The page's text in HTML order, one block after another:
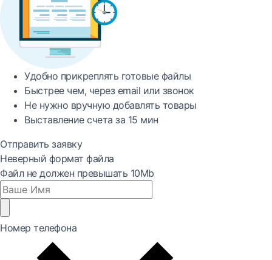
Удобно прикреплять готовые файлы
Быстреечем, через email или звонок
Не нужно вручную добавлять товары
Выставление счета за 15 мин
Отправить заявку
Неверный формат файла
Файл не должен превышать 10Mb
Номер телефона